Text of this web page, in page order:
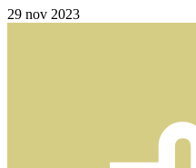
29 nov 2023